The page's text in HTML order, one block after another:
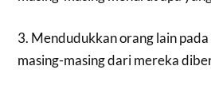
3. Mendudukkan orang lain
masing-masing dari mereka